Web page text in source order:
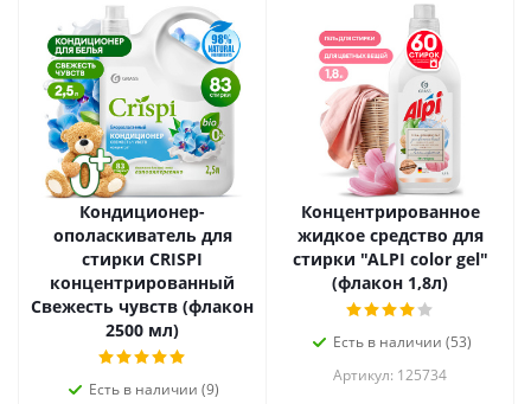
Кондиционер-
ополаскиватель для
стирки CRISPI
концентрированный
Свежесть чувств (флакон
2500 мл)
Есть в наличии (9)
Концентрированное
жидкое средство для
стирки "ALPI color gel"
(флакон 1,8л)
Есть в наличии (53)
Артикул: 125734